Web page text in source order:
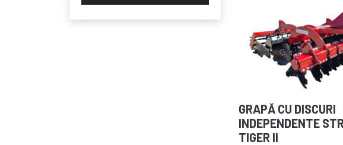
GRAPĂ CU DISCURI
INDEPENDENTE
TIGER II